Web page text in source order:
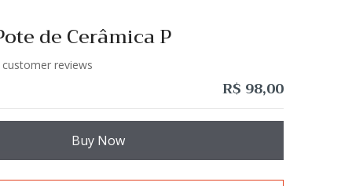
de Cerâmica P
customer reviews
R$ 98,00
Buy Now